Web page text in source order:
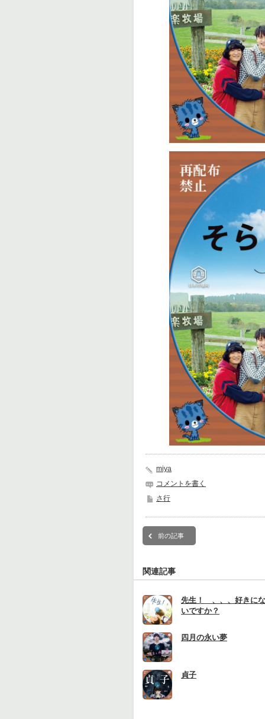
miya
コメントを書く
さ行
前の記事
関連記事
先生！ 、、、好きに
いですか？
四月の永い夢
貞子